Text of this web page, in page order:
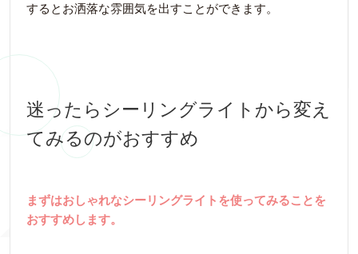
するとお洒落な雰囲気を出すことができます。
迷ったらシーリングライトから変え
てみるのがおすすめ
まずはおしゃれなシーリングライトを使ってみることを
おすすめします。